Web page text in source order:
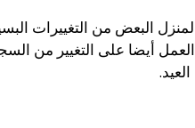
البعض من التغييرات
أيضا على التغيير من